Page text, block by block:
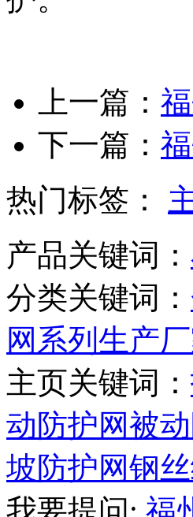
上一篇：
下一篇：
热门标签：
产品关键词：
分类关键词：
网系列生产
主页关键词：
动防护网被
坡防护网钢